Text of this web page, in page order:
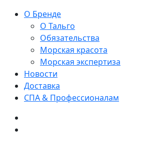
О Бренде
О Тальго
Обязательства
Морская красота
Морская экспертиза
Новости
Доставка
СПА & Профессионалам